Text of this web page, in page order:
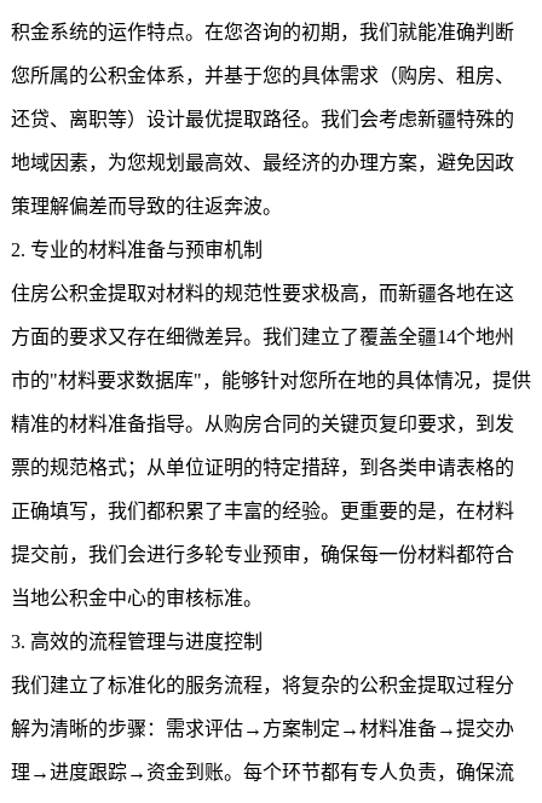
积金系统的运作特点。在您咨询的初期，我们就能准确判断
您所属的公积金体系，并基于您的具体需求（购房、租房、
还贷、离职等）设计最优提取路径。我们会考虑新疆特殊的
地域因素，为您规划最高效、最经济的办理方案，避免因政
策理解偏差而导致的往返奔波。
2. 专业的材料准备与预审机制
住房公积金提取对材料的规范性要求极高，而新疆各地在这
方面的要求又存在细微差异。我们建立了覆盖全疆14个地州
市的"材料要求数据库"，能够针对您所在地的具体情况，提供
精准的材料准备指导。从购房合同的关键页复印要求，到发
票的规范格式；从单位证明的特定措辞，到各类申请表格的
正确填写，我们都积累了丰富的经验。更重要的是，在材料
提交前，我们会进行多轮专业预审，确保每一份材料都符合
当地公积金中心的审核标准。
3. 高效的流程管理与进度控制
我们建立了标准化的服务流程，将复杂的公积金提取过程分
解为清晰的步骤：需求评估→方案制定→材料准备→提交办
理→进度跟踪→资金到账。每个环节都有专人负责，确保流